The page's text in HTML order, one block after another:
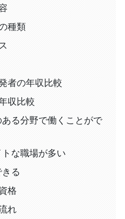
種類
者の年収比較
収比較
る分野で働くことがで
な職場が多い
る
格
れ